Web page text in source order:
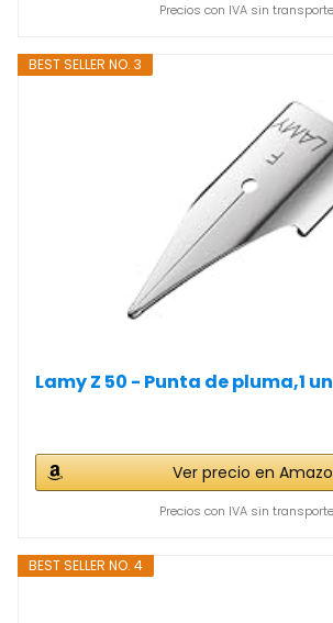
Precios con IVA sin transporte
BEST SELLER NO. 3
Lamy Z 50 - Punta de pluma,1
Ver precio en
Precios con IVA sin transporte
BEST SELLER NO. 4